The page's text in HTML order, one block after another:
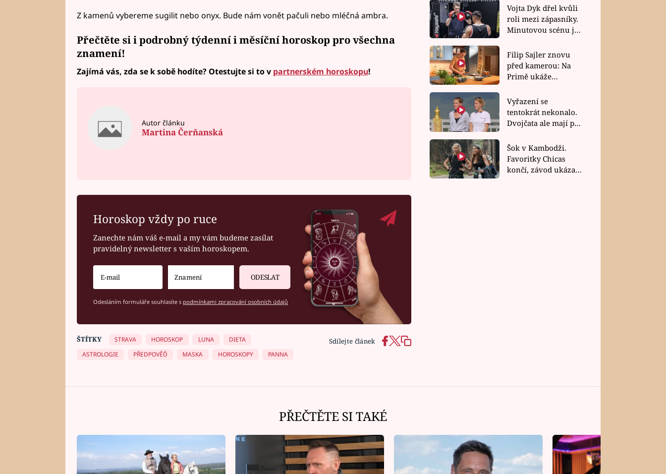
Z kamenů vybereme sugilit nebo onyx. Bude nám vonět pačuli nebo mléčná ambra.
Přečtěte si i podrobnýtýdenní i měsíční horoskoppro všechna
znamení!
Zajímá vás, zda se k sobě hodíte? Otestujte si to v partnerském horoskopu!
Autor článku
Martina Čerňanská
Horoskop vždy po ruce
Zanechte nám váš e-mail a my vám budeme zasílat
pravidelný newsletter s vaším horoskopem.
ODESLAT
Odesláním formuláře souhlasíte s podmínkami zpracování osobních údajů
Sdílejte článek
ŠTÍTKY STRAVA HOROSKOP LUNA
DIETA
ASTROLOGIE
PŘEDPOVĚĎ MASKA HOROSKOPY PANNA
Vojta Dyk dřel kvůli
roli mezi zápasníky.
Minutovou scénu jel
Filip Sajler znovu
před kamerou: Na
Primě ukáže
rychlé recepty
Vyřazení se
tentokrát nekonalo.
Dvojčata ale mají po
závodu nůž na krku
Šok v Kambodži.
Favoritky Chicas
končí, závod ukázal
PŘEČTĚTE SI TAKÉ